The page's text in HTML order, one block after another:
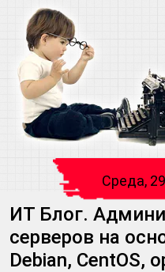
Среда,
ИТ Блог.
серверов на
Debian, CentOS,